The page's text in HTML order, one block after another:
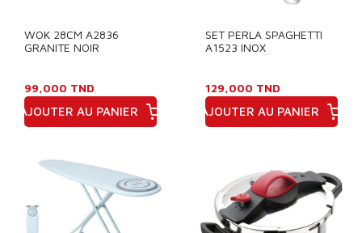
WOK 28CM A2836
GRANITE NOIR
99,000 TND
AJOUTER AU PANIER
SET PERLA SPAGHETTI
A1523 INOX
129,000 TND
AJOUTER AU PANIER